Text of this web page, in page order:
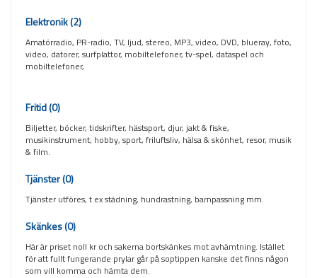
Elektronik(2)
Amatörradio, PR-radio, TV, ljud, stereo, MP3, video, DVD, blueray, foto,
video, datorer, surfplattor, mobiltelefoner, tv-spel, dataspel och
mobiltelefoner,
Fritid(0)
Biljetter, böcker, tidskrifter, hästsport, djur, jakt & fiske,
musikinstrument, hobby, sport, friluftsliv, hälsa & skönhet, resor, musik
& film.
Tjänster(0)
Tjänster utföres, t ex städning, hundrastning, barnpassning mm.
Skänkes(0)
Här är priset noll kr och sakerna bortskänkes mot avhämtning. Istället
för att fullt fungerande prylar går på soptippen kanske det finns någon
som vill komma och hämta dem.